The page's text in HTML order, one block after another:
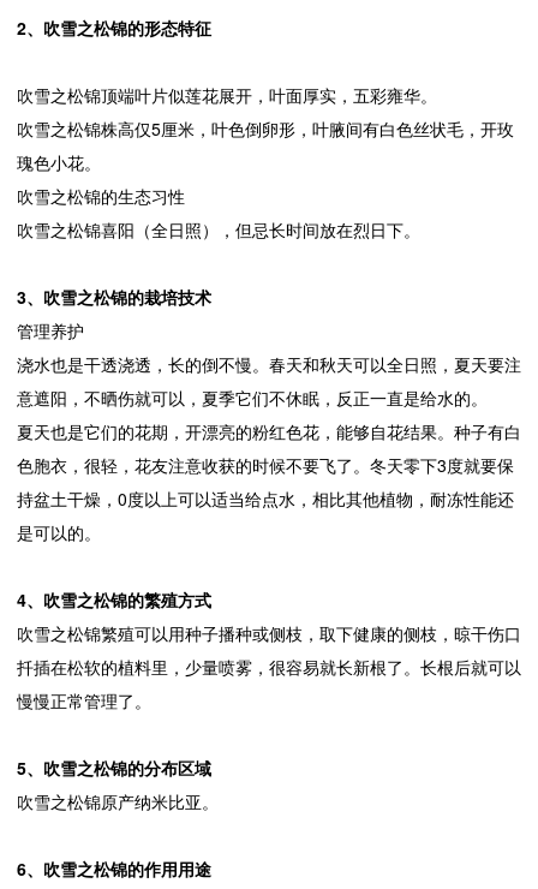
2、吹雪之松锦的形态特征
吹雪之松锦顶端叶片似莲花展开，叶面厚实，五彩雍华。
吹雪之松锦株高仅5厘米，叶色倒卵形，叶腋间有白色丝状毛，开玫
瑰色小花。
吹雪之松锦的生态习性
吹雪之松锦喜阳（全日照），但忌长时间放在烈日下。
3、吹雪之松锦的栽培技术
管理养护
浇水也是干透浇透，长的倒不慢。春天和秋天可以全日照，夏天要注
意遮阳，不晒伤就可以，夏季它们不休眠，反正一直是给水的。
夏天也是它们的花期，开漂亮的粉红色花，能够自花结果。种子有白
色胞衣，很轻，花友注意收获的时候不要飞了。冬天零下3度就要保
持盆土干燥，0度以上可以适当给点水，相比其他植物，耐冻性能还
是可以的。
4、吹雪之松锦的繁殖方式
吹雪之松锦繁殖可以用种子播种或侧枝，取下健康的侧枝，晾干伤口
扦插在松软的植料里，少量喷雾，很容易就长新根了。长根后就可以
慢慢正常管理了。
5、吹雪之松锦的分布区域
吹雪之松锦原产纳米比亚。
6、吹雪之松锦的作用用途